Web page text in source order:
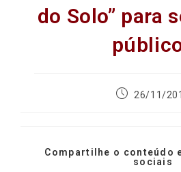
do Solo” para
26/11/
Compartilhe o conteúdo
sociais